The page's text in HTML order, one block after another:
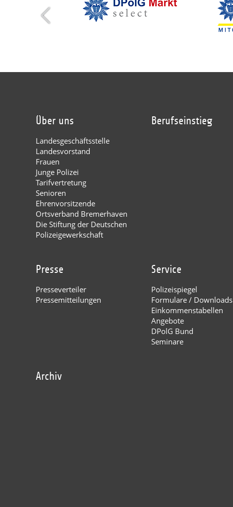
Über uns
Landesgeschäftsstelle
Landesvorstand
Frauen
Junge Polizei
Tarifvertretung
Senioren
Ehrenvorsitzende
Ortsverband Bremerhaven
Die Stiftung der Deutschen
Polizeigewerkschaft
Berufseinstieg
Presse
Presseverteiler
Pressemitteilungen
Service
Polizeispiegel
Formulare / Downloads
Einkommenstabellen
Angebote
DPolG Bund
Seminare
Archiv